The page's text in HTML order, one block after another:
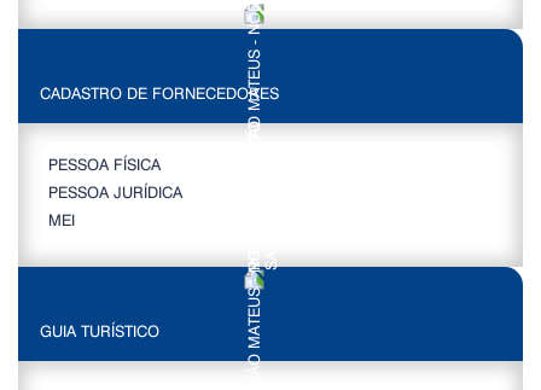
CADASTRO DE FORNECEDORES
PESSOA FÍSICA
PESSOA JURÍDICA
MEI
GUIA TURÍSTICO